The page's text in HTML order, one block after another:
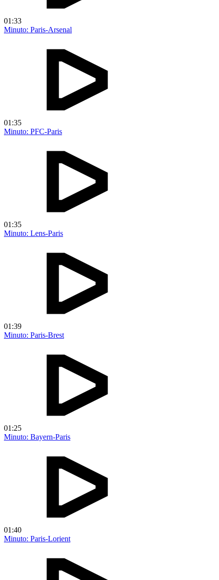
01:33
Minuto: Paris-Arsenal
01:35
Minuto: PFC-Paris
01:35
Minuto: Lens-Paris
01:39
Minuto: Paris-Brest
01:25
Minuto: Bayern-Paris
01:40
Minuto: Paris-Lorient